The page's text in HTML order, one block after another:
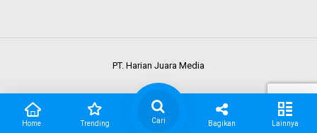
PT. Harian Juara Media
Home Trending Cari Bagikan Lainnya